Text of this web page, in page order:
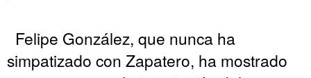
Felipe González, que nunca ha
simpatizado con Zapatero, ha mostrado